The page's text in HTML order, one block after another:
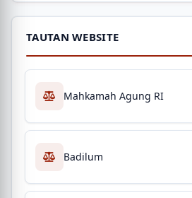
TAUTAN WEBSITE
Mahkamah Agung RI
Badilum